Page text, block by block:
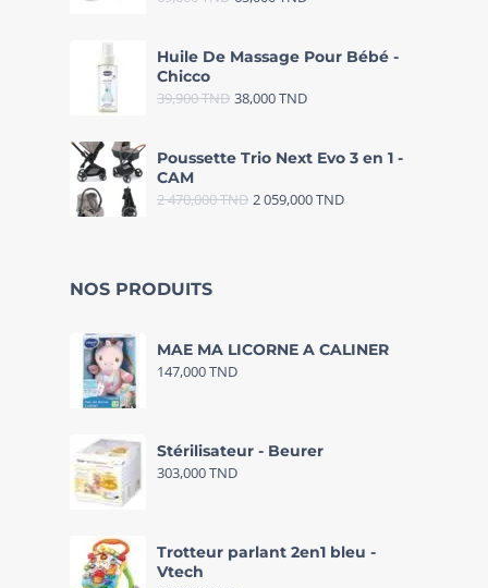
Huile De Massage Pour Bébé -
Chicco
39,900TND 38,000TND
Poussette Trio Next Evo 3 en 1 -
CAM
2 470,000TND 2 059,000TND
NOS PRODUITS
MAE MA LICORNE A CALINER
147,000TND
Stérilisateur - Beurer
303,000TND
Trotteur parlant 2en1 bleu -
Vtech